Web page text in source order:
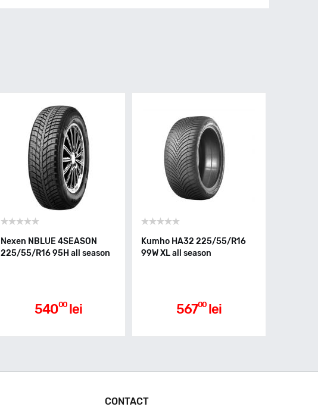
Nexen NBLUE 4SEASON
225/55/R16 95H all season
54000 lei
Kumho HA32 225/55/R16
99W XL all season
56700 lei
CONTACT